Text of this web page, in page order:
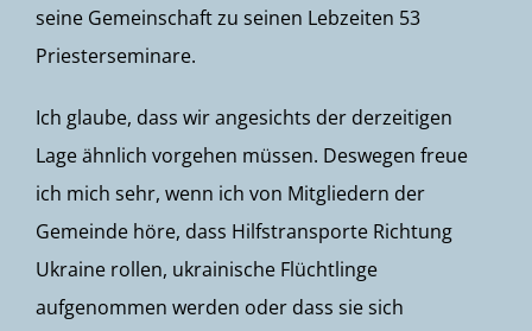
seine Gemeinschaft zu seinen Lebzeiten 53
Priesterseminare.
Ich glaube, dass wir angesichts der derzeitigen
Lage ähnlich vorgehen müssen. Deswegen freue
ich mich sehr, wenn ich von Mitgliedern der
Gemeinde höre, dass Hilfstransporte Richtung
Ukraine rollen, ukrainische Flüchtlinge
aufgenommen werden oder dass sie sich